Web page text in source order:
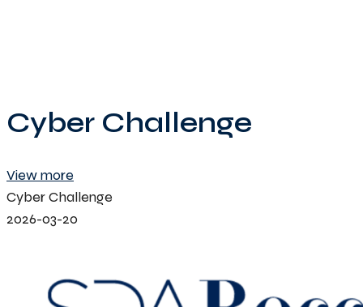
Cyber Challenge
View more
Cyber Challenge
2026-03-20